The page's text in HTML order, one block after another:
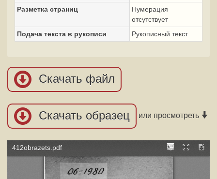
Разметка страниц
Нумерация
отсутствует
Подача текста в рукописи
Рукописный текст
Скачать файл
Скачать образец или просмотреть